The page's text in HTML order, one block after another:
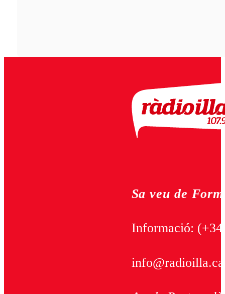
Sa veu de
Informació: